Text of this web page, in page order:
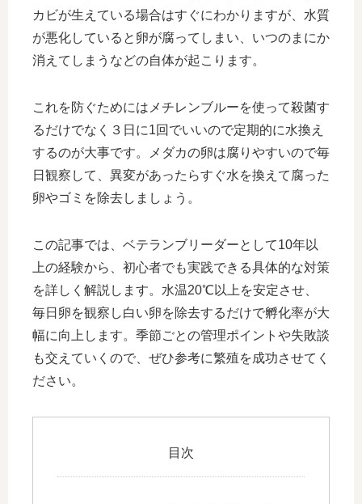
カビが生えている場合はすぐにわかりますが、水質
が悪化していると卵が腐ってしまい、いつのまにか
消えてしまうなどの自体が起こります。
これを防ぐためにはメチレンブルーを使って殺菌す
るだけでなく３日に1回でいいので定期的に水換え
するのが大事です。メダカの卵は腐りやすいので毎
日観察して、異変があったらすぐ水を換えて腐った
卵やゴミを除去しましょう。
この記事では、ベテランブリーダーとして10年以
上の経験から、初心者でも実践できる具体的な対策
を詳しく解説します。水温20℃以上を安定させ、
毎日卵を観察し白い卵を除去するだけで孵化率が大
幅に向上します。季節ごとの管理ポイントや失敗談
も交えていくので、ぜひ参考に繁殖を成功させてく
ださい。
目次